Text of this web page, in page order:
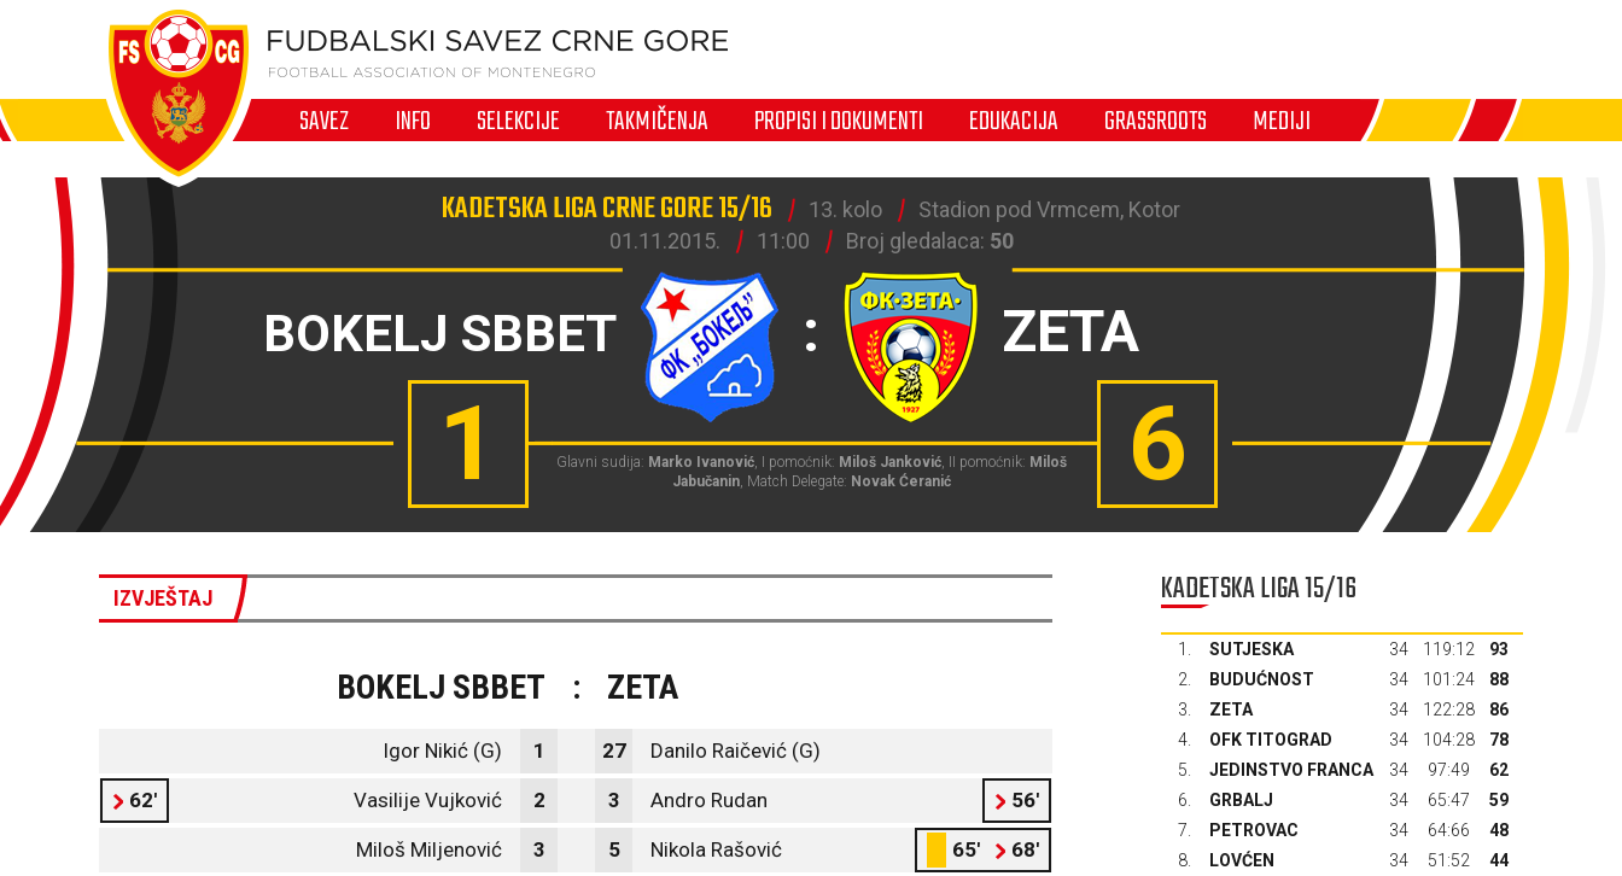
SAVEZ INFO SELEKCIJE TAKMIČENJA PROPISI I DOKUMENTI EDUKACIJA GRASSROOTS MEDIJI
KADETSKA LIGA CRNE GORE 15/16 13. kolo
Stadion pod Vrmcem, Kotor
01.11.2015.
11:00 Broj gledalaca: 50
BOKELJ SBBET : ZETA
1 6
Glavni sudija: Marko Ivanović, I pomoćnik: Miloš Janković, II pomoćnik: Miloš
Jabučanin, Match Delegate: Novak Ćeranić
IZVJEŠTAJ
BOKELJ SBBET : ZETA
Igor Nikić (G) 1 27 Danilo Raičević (G)
62' Vasilije Vujković 2 3 Andro Rudan 56'
Miloš Miljenović 3 5 Nikola Rašović 65' 68'
KADETSKA LIGA 15/16
1. SUTJESKA 34 119:12
93
2.
BUDUĆNOST 34 101:24
88
3.
ZETA 34 122:28
86
4.
OFK TITOGRAD 34 104:28
78
5.
JEDINSTVO FRANCA 34 97:49
62
6.
GRBALJ 34 65:47
59
7.
PETROVAC 34 64:66
48
8.
LOVĆEN 34 51:52
44